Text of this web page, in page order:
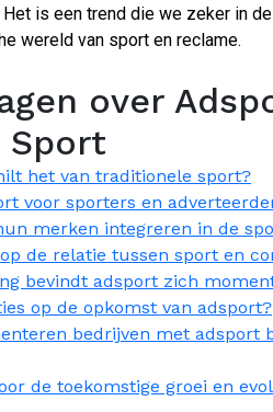
is een trend die we zeker in
wereld van sport en reclame.
over
Sport
het van traditionele sport?
voor sporters en
merken integreren in de
de relatie tussen sport en
bevindt adsport zich
op de opkomst van adsport?
bedrijven met adsport
de toekomstige groei en